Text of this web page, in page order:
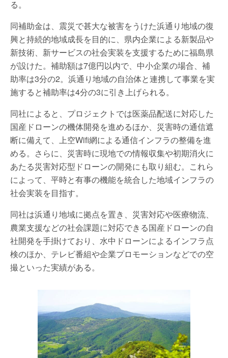
る。
同補助金は、震災で甚大な被害をうけた浜通り地域の復
興と持続的地域成長を目的に、県内企業による新製品や
新技術、新サービスの社会実装を支援するために福島県
が設けた。補助額は7億円以内で、中小企業の場合、補
助率は3分の2。浜通り地域の自治体と連携して事業を実
施すると補助率は4分の3に引き上げられる。
同社によると、プロジェクトでは医薬品配送に対応した
国産ドローンの機体開発を進めるほか、災害時の通信遮
断に備えて、上空Wifi網による通信インフラの整備を進
める。さらに、災害時に現地での情報収集や初期消火に
あたる災害対応型ドローンの開発にも取り組む。これら
によって、平時と有事の機能を統合した地域インフラの
社会実装を目指す。
同社は浜通り地域に拠点を置き、災害対応や医療物流、
農業支援などの社会課題に対応できる国産ドローンの自
社開発を手掛けており、水中ドローンによるインフラ点
検のほか、テレビ番組や企業プロモーションなどでの空
撮といった実績がある。